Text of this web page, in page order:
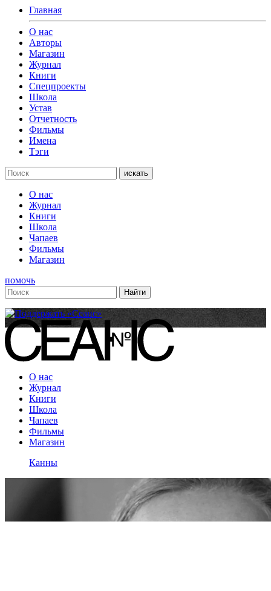
Главная
О нас
Авторы
Магазин
Журнал
Книги
Спецпроекты
Школа
Устав
Отчетность
Фильмы
Имена
Тэги
искать
О нас
Журнал
Книги
Школа
Чапаев
Фильмы
Магазин
помочь
О нас
Журнал
Книги
Школа
Чапаев
Фильмы
Магазин
Канны